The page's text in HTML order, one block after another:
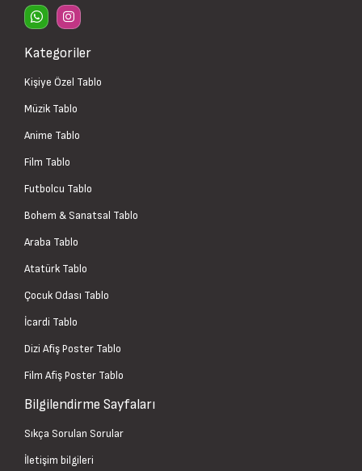
Kategoriler
Kişiye Özel Tablo
Müzik Tablo
Anime Tablo
Film Tablo
Futbolcu Tablo
Bohem & Sanatsal Tablo
Araba Tablo
Atatürk Tablo
Çocuk Odası Tablo
İcardi Tablo
Dizi Afiş Poster Tablo
Film Afiş Poster Tablo
Bilgilendirme Sayfaları
Sıkça Sorulan Sorular
İletişim bilgileri